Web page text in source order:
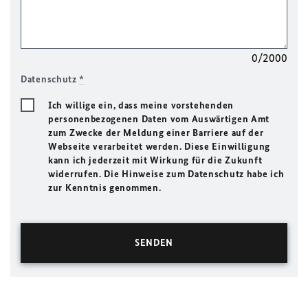
0/2000
Datenschutz*
Ich willige ein, dass meine vorstehenden
personenbezogenen Daten vom Auswärtigen Amt
zum Zwecke der Meldung einer Barriere auf der
Webseite verarbeitet werden. Diese Einwilligung
kann ich jederzeit mit Wirkung für die Zukunft
widerrufen. Die Hinweise zum Datenschutz habe ich
zur Kenntnis genommen.